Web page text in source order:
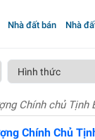
Nhà đất bán Nhà
Chính chủ Tịnh
Chính Chủ